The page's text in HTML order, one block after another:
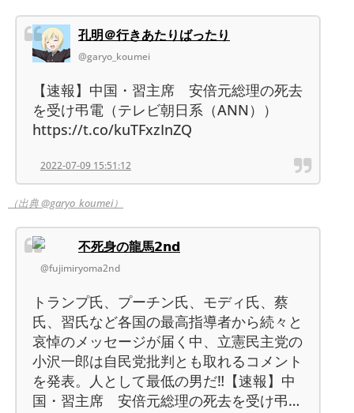
孔明＠行きあたりばったり
@garyo_koumei
【速報】中国・習主席 安倍元総理の死去
を受け弔電（テレビ朝日系（ANN））
https://t.co/kuTFxzInZQ
2022-07-09 15:51:12
（出典 @garyo_koumei）
不死身の龍馬𝟮𝗻𝗱
@fujimiryoma2nd
トランプ氏、プーチン氏、モディ氏、蔡
氏、習氏など各国の最高指導者から続々と
哀悼のメッセージが届く中、立憲民主党の
小沢一郎は自民党批判とも取れるコメント
を発表。人として最低の男だ‼️【速報】中
国・習主席 安倍元総理の死去を受け弔…